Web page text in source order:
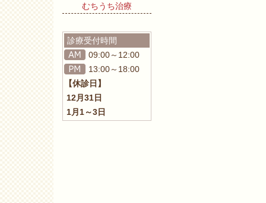
むちうち治療
診療受付時間
09:00～12:00
13:00～18:00
【休診日】
12月31日
1月1～3日